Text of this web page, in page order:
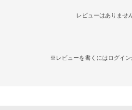
レビューはありません
※レビューを書くには ログイン